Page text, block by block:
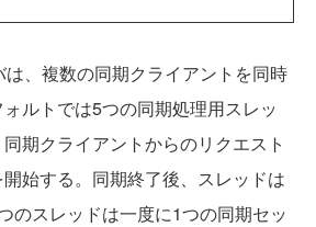
、複数の同期クライアントを同時
ルトでは5つの同期処理用スレッ
期クライアントからのリクエスト
始する。同期終了後、スレッドは
のスレッドは一度に1つの同期セッ